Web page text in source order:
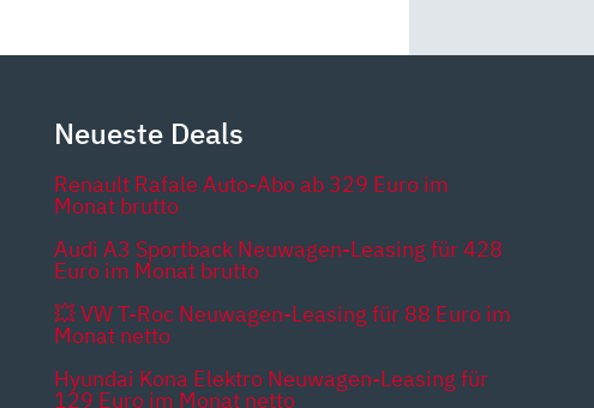
Neueste Deals
Renault Rafale Auto-Abo ab 329 Euro im
Monat brutto
Audi A3 Sportback Neuwagen-Leasing für 428
Euro im Monat brutto
💥 VW T-Roc Neuwagen-Leasing für 88 Euro im
Monat netto
Hyundai Kona Elektro Neuwagen-Leasing für
129 Euro im Monat netto